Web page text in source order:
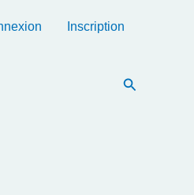
Inscription